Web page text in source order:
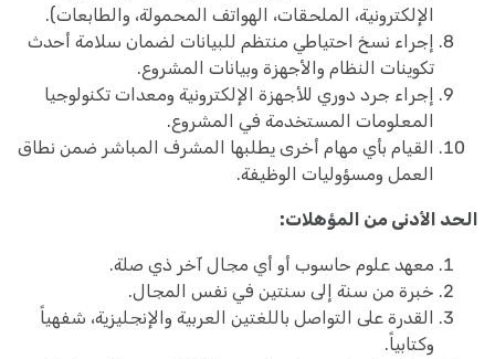
الإلكترونية، الملحقات، الهواتف المحمولة، والطابعات).
إجراء نسخ احتياطي منتظم للبيانات لضمان سلامة أحدث
تكوينات النظام والأجهزة وبيانات المشروع.
إجراء جرد دوري للأجهزة الإلكترونية ومعدات تكنولوجيا
المعلومات المستخدمة في المشروع.
القيام بأي مهام أخرى يطلبها المشرف المباشر ضمن نطاق
العمل ومسؤوليات الوظيفة.
الحد الأدنى من المؤهلات:
معهد علوم حاسوب أو أي مجال آخر ذي صلة.
خبرة من سنة إلى سنتين في نفس المجال.
القدرة على التواصل باللغتين العربية والإنجليزية، شفهياً
وكتابياً.